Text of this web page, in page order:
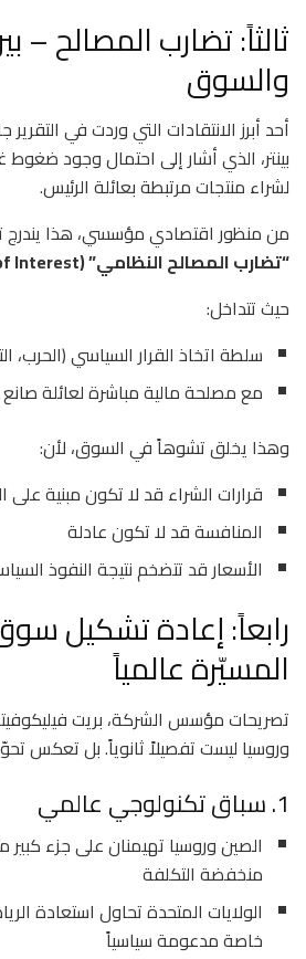
ثالثاً: تضارب المصالح –
والسوق
أحد أبرز الانتقادات التي وردت في
بينتر، الذي أشار إلى احتمال وجود ضغوط
لشراء منتجات مرتبطة بعائلة الرئيس.
من منظور اقتصادي مؤسسي، هذا
“تضارب المصالح النظامي” (Systemic Conflict of Interest)
حيث تتداخل:
سلطة اتخاذ القرار السياسي (الحرب،
مع مصلحة مالية مباشرة لعائلة صانع
وهذا يخلق تشوهاً في السوق، لأن:
قرارات الشراء قد لا تكون مبنية
المنافسة قد لا تكون عادلة
الأسعار قد تتضخم نتيجة النفوذ
رابعاً: إعادة تشكيل
المسيّرة عالمياً
تصريحات مؤسس الشركة، بريت
وروسيا ليست تفصيلاً ثانوياً. بل تعكس
1. سباق تكنولوجي عالمي
الصينوروسيا تهيمنان على جزء كبير
منخفضة التكلفة
الولايات المتحدة تحاول استعادة
خاصة مدعومة سياسياً